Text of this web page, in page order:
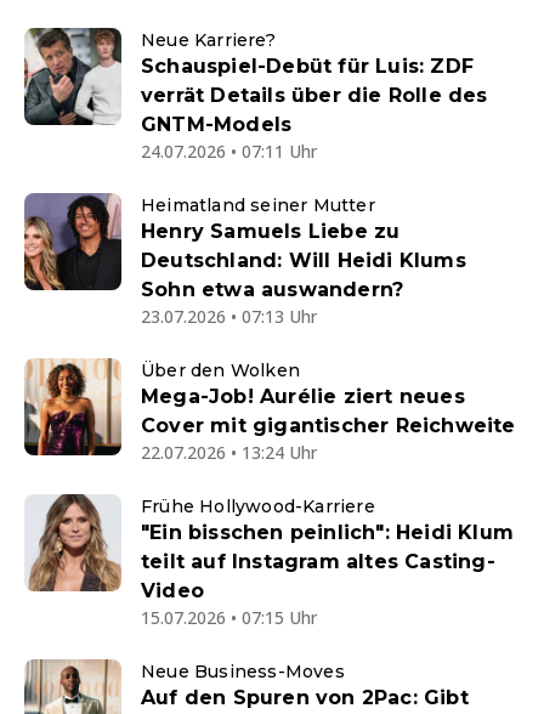
Neue Karriere?
Schauspiel-Debüt für Luis: ZDF
verrät Details über die Rolle des
GNTM-Models
24.07.2026 • 07:11 Uhr
Heimatland seiner Mutter
Henry Samuels Liebe zu
Deutschland: Will Heidi Klums
Sohn etwa auswandern?
23.07.2026 • 07:13 Uhr
Über den Wolken
Mega-Job! Aurélie ziert neues
Cover mit gigantischer Reichweite
22.07.2026 • 13:24 Uhr
Frühe Hollywood-Karriere
"Ein bisschen peinlich": Heidi Klum
teilt auf Instagram altes Casting-
Video
15.07.2026 • 07:15 Uhr
Neue Business-Moves
Auf den Spuren von 2Pac: Gibt